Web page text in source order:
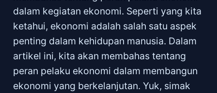
dalam kegiatan ekonomi. Seperti yang kita
ketahui, ekonomi adalah salah satu aspek
penting dalam kehidupan manusia. Dalam
artikel ini, kita akan membahas tentang
peran pelaku ekonomi dalam membangun
ekonomi yang berkelanjutan. Yuk, simak